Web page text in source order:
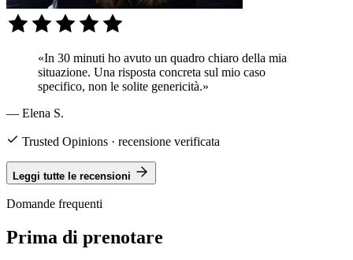
«In 30 minuti ho avuto un quadro chiaro della mia
situazione. Una risposta concreta sul mio caso
specifico, non le solite genericità.»
— Elena S.
Trusted Opinions · recensione verificata
Leggi tutte le recensioni
Domande frequenti
Prima di prenotare